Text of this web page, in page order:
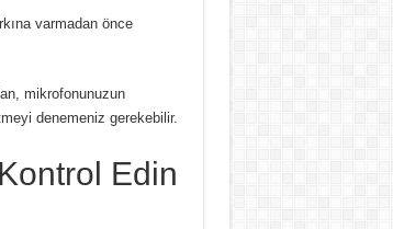
varmadan önce
mikrofonunuzun
denemeniz gerekebilir.
Edin